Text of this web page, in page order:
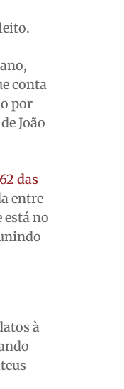
conta
por
João
das
entre
está no
à